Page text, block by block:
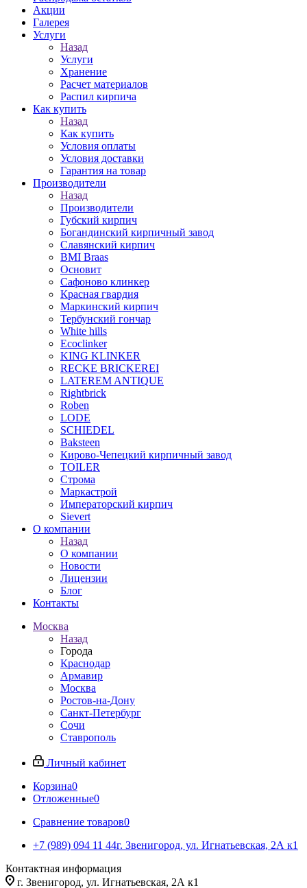
Акции
Галерея
Услуги
Назад
Услуги
Хранение
Расчет материалов
Распил кирпича
Как купить
Назад
Как купить
Условия оплаты
Условия доставки
Гарантия на товар
Производители
Назад
Производители
Губский кирпич
Богандинский кирпичный завод
Славянский кирпич
BMI Braas
Основит
Сафоново клинкер
Красная гвардия
Маркинский кирпич
Тербунский гончар
White hills
Ecoclinker
KING KLINKER
RECKE BRICKEREI
LATEREM ANTIQUE
Rightbrick
Roben
LODE
SCHIEDEL
Baksteen
Кирово-Чепецкий кирпичный завод
TOILER
Строма
Маркастрой
Императорский кирпич
Sievert
О компании
Назад
О компании
Новости
Лицензии
Блог
Контакты
Москва
Назад
Города
Краснодар
Армавир
Москва
Ростов-на-Дону
Санкт-Петербург
Сочи
Ставрополь
Личный кабинет
Корзина0
Отложенные0
Сравнение товаров0
+7 (989) 094 11 44г. Звенигород, ул. Игнатьевская, 2А к1
Контактная информация
г. Звенигород, ул. Игнатьевская, 2А к1